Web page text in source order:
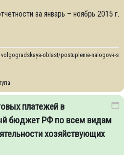
за январь – ноябрь 2015 г.
volgogradskaya-oblast/postuplenie-nalogov-i-
платежей в
бюджет РФ по всем видам
хозяйствующих